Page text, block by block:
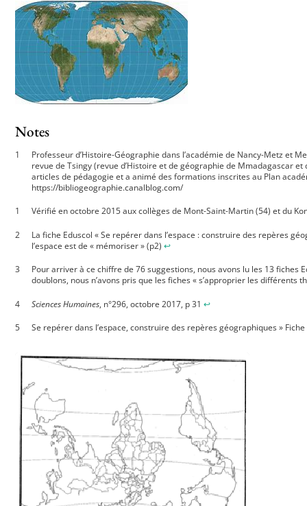
Notes
Professeur d’Histoire-Géographie dans l’académie de Nancy-Metz et
revue de Tsingy (revue d’Histoire et de géographie de Mmadagascar
articles de pédagogie et a animé des formations inscrites au Plan
https://bibliogeographie.canalblog.com/
Vérifié en octobre 2015 aux collèges de Mont-Saint-Martin (54) et du
La fiche Eduscol « Se repérer dans l’espace : construire des repères
l’espace est de « mémoriser » (p2)↩︎
Pour arriver à ce chiffre de 76 suggestions, nous avons lu les 13 fiches
doublons, nous n’avons pris que les fiches « s’approprier les différents
Sciences Humaines, n°296, octobre 2017, p 31↩︎
Se repérer dans l’espace, construire des repères géographiques »